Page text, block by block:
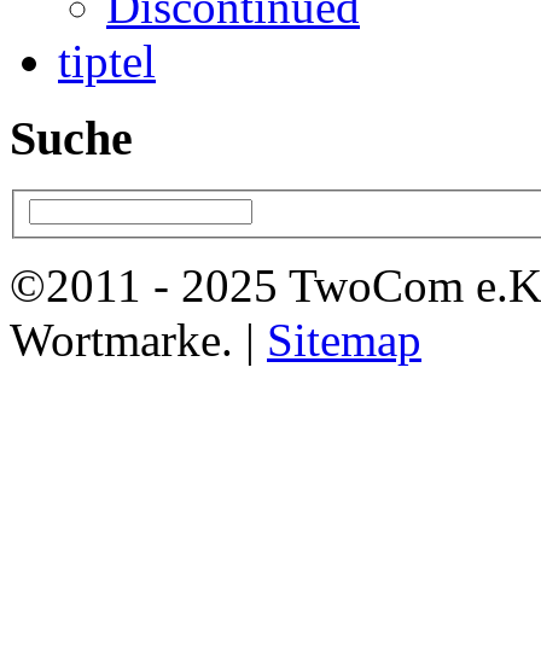
tiptel
Suche
©2011 - 2025 TwoCom
Wortmarke. | Sitemap